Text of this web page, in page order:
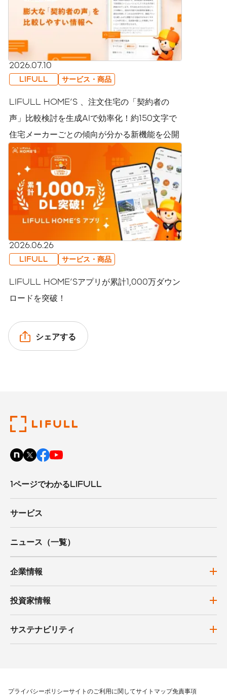
2026.07.10
LIFULL サービス・商品
LIFULL HOME'S 、注文住宅の「契約者の
声」比較検討を生成AIで効率化！約150文字で
住宅メーカーごとの傾向が分かる新機能を公開
2026.06.26
LIFULL サービス・商品
LIFULL HOME'Sアプリが累計1,000万ダウン
ロードを突破！
シェアする
1ページでわかるLIFULL
サービス
ニュース（一覧）
企業情報
投資家情報
サステナビリティ
プライバシーポリシーサイトのご利用に関してサイトマップ免責事項